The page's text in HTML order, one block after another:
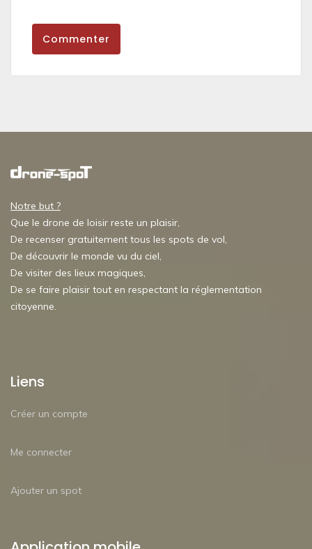
Commenter
Notre but ?
Que le drone de loisir reste un plaisir,
De recenser gratuitement tous les spots de vol,
De découvrir le monde vu du ciel,
De visiter des lieux magiques,
De se faire plaisir tout en respectant la réglementation
citoyenne.
Liens
Créer un compte
Me connecter
Ajouter un spot